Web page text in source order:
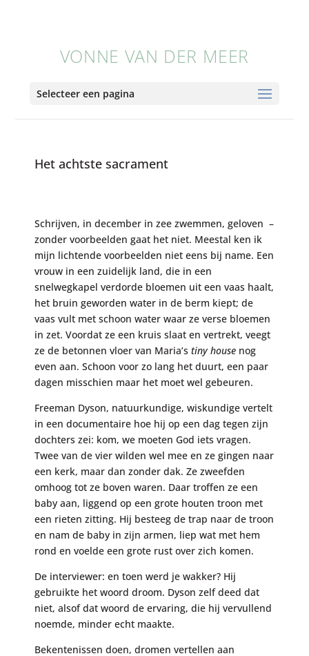
VONNE VAN DER MEER
Selecteer een pagina
Het achtste sacrament
Schrijven, in december in zee zwemmen, geloven –
zonder voorbeelden gaat het niet. Meestal ken ik
mijn lichtende voorbeelden niet eens bij name. Een
vrouw in een zuidelijk land, die in een
snelwegkapel verdorde bloemen uit een vaas haalt,
het bruin geworden water in de berm kiept; de
vaas vult met schoon water waar ze verse bloemen
in zet. Voordat ze een kruis slaat en vertrekt, veegt
ze de betonnen vloer van Maria’stiny house nog
even aan. Schoon voor zo lang het duurt, een paar
dagen misschien maar het moet wel gebeuren.
Freeman Dyson, natuurkundige, wiskundige vertelt
in een documentaire hoe hij op een dag tegen zijn
dochters zei: kom, we moeten God iets vragen.
Twee van de vier wilden wel mee en ze gingen naar
een kerk, maar dan zonder dak. Ze zweefden
omhoog tot ze boven waren. Daar troffen ze een
baby aan, liggend op een grote houten troon met
een rieten zitting. Hij besteeg de trap naar de troon
en nam de baby in zijn armen, liep wat met hem
rond en voelde een grote rust over zich komen.
De interviewer: en toen werd je wakker? Hij
gebruikte het woord droom. Dyson zelf deed dat
niet, alsof dat woord de ervaring, die hij vervullend
noemde, minder echt maakte.
Bekentenissen doen, dromen vertellen aan